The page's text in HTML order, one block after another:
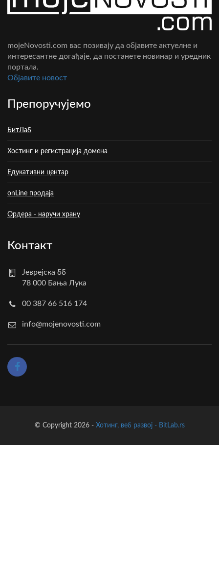
mojeNovosti.com вас позивају да објавите актуелне и
интересантне догађаје, да постанете новинар и уредник
портала.
Oбјавите новост
Препоручујемо
БитЛаб
Хостинг и регистрација домена
Едукативни центар
onLine продаја
Ордера - наручи храну
Контакт
Јеврејска бб
78 000 Бања Лука
00 387 66 516 174
info@mojenovosti.com
© Copyright 2026 - Хотинг, веб развој - BitLab.rs